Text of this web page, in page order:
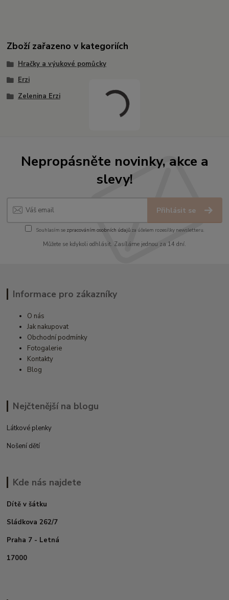
Zboží zařazeno v kategoriích
Hračky a výukové pomůcky
Erzi
Zelenina Erzi
Nepropásněte novinky, akce a
slevy!
Přihlásit se
Souhlasím se zpracováním osobních údajůza účelem rozesílky newsletteru.
Můžete se kdykoli odhlásit. Zasíláme jednou za 14 dní.
Informace pro zákazníky
O nás
Jak nakupovat
Obchodní podmínky
Fotogalerie
Kontakty
Blog
Nejčtenější na blogu
Látkové plenky
Nošení dětí
Kde nás najdete
Dítě v šátku
Sládkova 262/7
Praha 7 - Letná
17000